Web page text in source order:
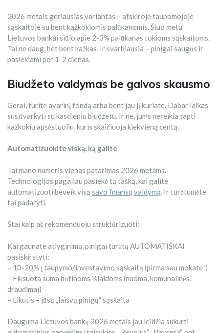
2026 metais geriausias variantas – atskiroje taupomojoje
sąskaitoje su bent kažkokiomis palūkanomis. Šiuo metu
Lietuvos bankai siūlo apie 2-3% palūkanas tokioms sąskaitoms.
Tai ne daug, bet bent kažkas. Ir svarbiausia – pinigai saugūs ir
pasiekiami per 1-2 dienas.
Biudžeto valdymas be galvos skausmo
Gerai, turite avarinį fondą arba bent jau jį kuriate. Dabar laikas
susitvarkyti su kasdieniu biudžetu. Ir ne, jums nereikia tapti
kažkokiu apsėstuoliu, kuris skaičiuoja kiekvieną centą.
Automatizuokite viską, ką galite
Tai mano numeris vienas patarimas 2026 metams.
Technologijos pagaliau pasiekė tą tašką, kai galite
automatizuoti beveik visą savo finansų valdymą. Ir turėtumėte
tai padaryti.
Štai kaip aš rekomenduoju struktūrizuoti:
Kai gaunate atlyginimą, pinigai turėtų AUTOMATIŠKAI
pasiskirstyti:
– 10-20% į taupymo/investavimo sąskaitą (pirma sau mokate!)
– Fiksuota suma būtinoms išlaidoms (nuoma, komunalinės,
draudimai)
– Likutis – jūsų „laisvų pinigų” sąskaita
Dauguma Lietuvos bankų 2026 metais jau leidžia sukurti